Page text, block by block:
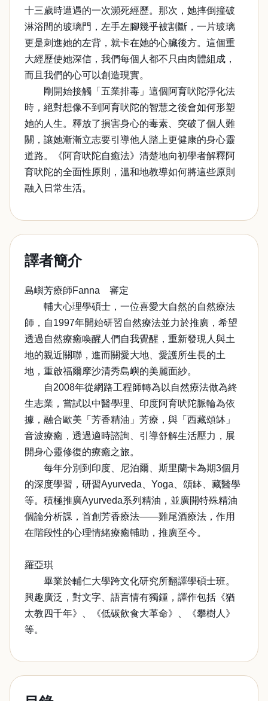
十三歲時遭遇的一次瀕死經歷。那次，她摔倒撞破
淋浴間的玻璃門，左手左腳幾乎被割斷，一片玻璃
更是刺進她的左背，就卡在她的心臟後方。這個重
大經歷使她深信，我們每個人都不只由肉體組成，
而且我們的心可以創造現實。
剛開始接觸「五業排毒」這個阿育吠陀淨化法
時，絕對想像不到阿育吠陀的智慧之後會如何形塑
她的人生。釋放了損害身心的毒素、突破了個人難
關，讓她漸漸立志要引導他人踏上更健康的身心靈
道路。《阿育吠陀自癒法》清楚地向初學者解釋阿
育吠陀的全面性原則，溫和地教導如何將這些原則
融入日常生活。
譯者簡介
島嶼芳療師Fanna 審定
輔大心理學碩士，一位喜愛大自然的自然療法
師，自1997年開始研習自然療法並力於推廣，希望
透過自然療癒喚醒人們自我覺醒，重新發現人與土
地的親近關聯，進而關愛大地、愛護所生長的土
地，重啟福爾摩沙清秀島嶼的美麗面紗。
自2008年從網路工程師轉為以自然療法做為終
生志業，嘗試以中醫學理、印度阿育吠陀脈輪為依
據，融合歐美「芳香精油」芳療，與「西藏頌缽」
音波療癒，透過適時諮詢、引導舒解生活壓力，展
開身心靈修復的療癒之旅。
每年分別到印度、尼泊爾、斯里蘭卡為期3個月
的深度學習，研習Ayurveda、Yoga、頌缽、藏醫學
等。積極推廣Ayurveda系列精油，並廣開特殊精油
個論分析課，首創芳香療法——雞尾酒療法，作用
在階段性的心理情緒療癒輔助，推廣至今。
羅亞琪
畢業於輔仁大學跨文化研究所翻譯學碩士班。
興趣廣泛，對文字、語言情有獨鍾，譯作包括《猶
太教四千年》、《低碳飲食大革命》、《攀樹人》
等。